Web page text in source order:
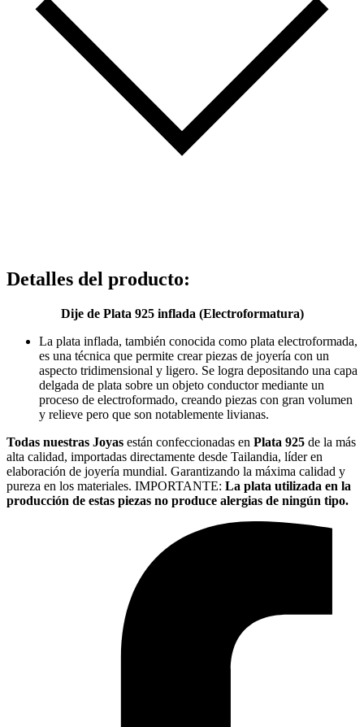
Detalles del producto:
Dije de Plata 925 inflada (Electroformatura)
La plata inflada, también conocida como plata electroformada,
es una técnica que permite crear piezas de joyería con un
aspecto tridimensional y ligero. Se logra depositando una capa
delgada de plata sobre un objeto conductor mediante un
proceso de electroformado, creando piezas con gran volumen
y relieve pero que son notablemente livianas.
Todas nuestras Joyas están confeccionadas en Plata 925 de la más
alta calidad, importadas directamente desde Tailandia, líder en
elaboración de joyería mundial. Garantizando la máxima calidad y
pureza en los materiales. IMPORTANTE: La plata utilizada en la
producción de estas piezas no produce alergias de ningún tipo.